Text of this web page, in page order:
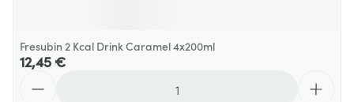
Fresubin 2 Kcal Drink Caramel 4x200ml
12,45 €